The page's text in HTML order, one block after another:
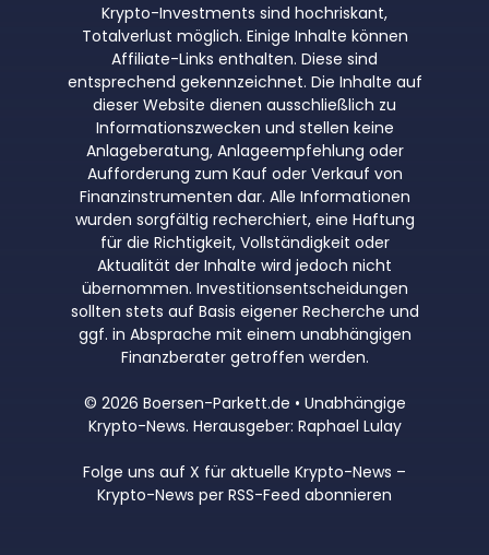
Krypto-Investments sind hochriskant,
Totalverlust möglich. Einige Inhalte können
Affiliate-Links enthalten. Diese sind
entsprechend gekennzeichnet. Die Inhalte auf
dieser Website dienen ausschließlich zu
Informationszwecken und stellen keine
Anlageberatung, Anlageempfehlung oder
Aufforderung zum Kauf oder Verkauf von
Finanzinstrumenten dar. Alle Informationen
wurden sorgfältig recherchiert, eine Haftung
für die Richtigkeit, Vollständigkeit oder
Aktualität der Inhalte wird jedoch nicht
übernommen. Investitionsentscheidungen
sollten stets auf Basis eigener Recherche und
ggf. in Absprache mit einem unabhängigen
Finanzberater getroffen werden.
© 2026 Boersen-Parkett.de • Unabhängige
Krypto-News. Herausgeber: Raphael Lulay
Folge uns auf X für aktuelle Krypto-News –
Krypto-News per RSS-Feed abonnieren